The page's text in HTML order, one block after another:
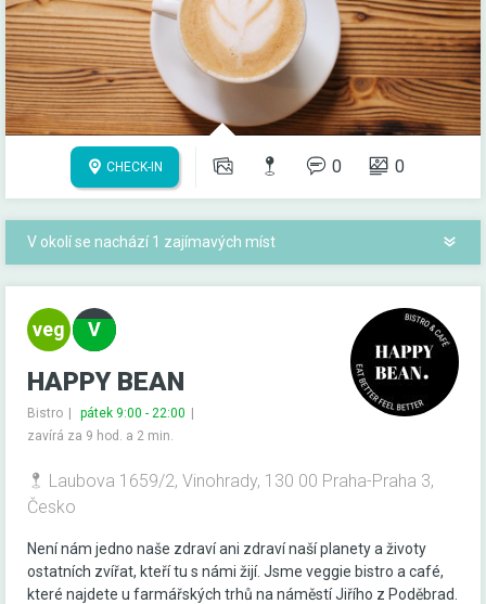
CHECK-IN 0 0
V okolí se nachází 1 zajímavých míst
HAPPY BEAN
Bistro
pátek 9:00 - 22:00
zavírá za 9 hod. a 2 min.
Laubova 1659/2, Vinohrady, 130 00 Praha-Praha 3,
Česko
Není nám jedno naše zdraví ani zdraví naší planety a životy
ostatních zvířat, kteří tu s námi žijí. Jsme veggie bistro a café,
které najdete u farmářských trhů na náměstí Jiřího z Poděbrad.